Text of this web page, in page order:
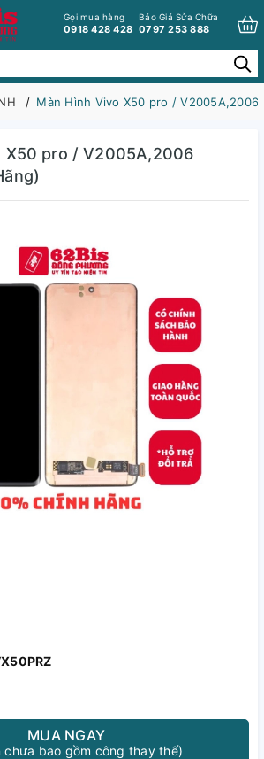
Gọi mua hàng
0918 428 428
Báo Giá Sửa Chữa
0797 253 888
Màn Hình Vivo X50 pro / V2005A,2006
X50 pro / V2005A,2006
MUA NGAY
chưa bao gồm công thay thế)